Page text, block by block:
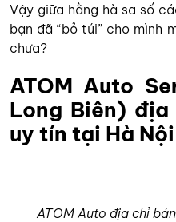
Vậy giữa hằng hà sa số
bạn đã “bỏ túi” cho mình
chưa?
ATOM Auto
Long Biên)
uy tín tại Hà Nội
ATOM Auto địa chỉ